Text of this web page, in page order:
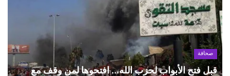
صحافة
قبل فتح الأبواب لحزب الله... افتحوها لمن وقف مع